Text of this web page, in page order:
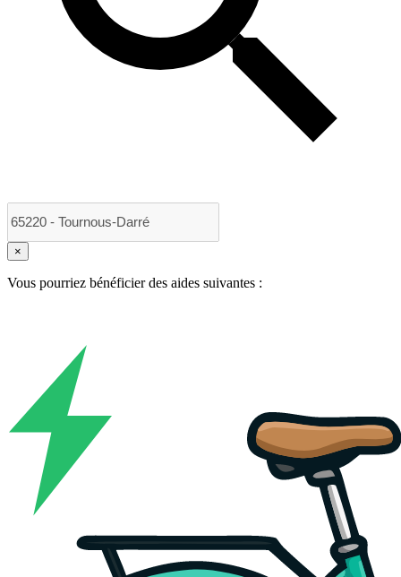
×
Vous pourriez bénéficier des aides suivantes :